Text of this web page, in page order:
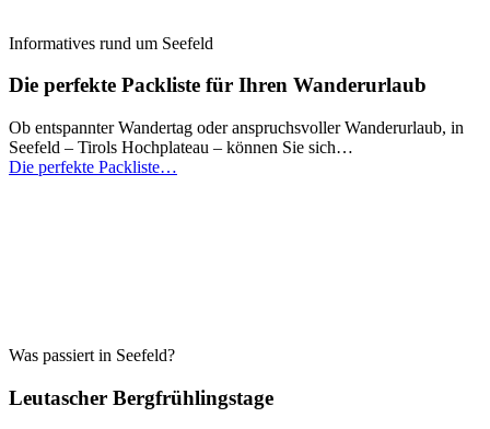
Informatives rund um Seefeld
Die perfekte Packliste für Ihren Wanderurlaub
Ob entspannter Wandertag oder anspruchsvoller Wanderurlaub, in
Seefeld – Tirols Hochplateau – können Sie sich…
Die perfekte Packliste…
Was passiert in Seefeld?
Leutascher Bergfrühlingstage